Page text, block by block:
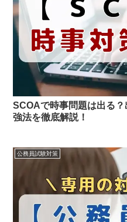
SCOAで時事問題は出る
強法を徹底解説！
公務員試験対策